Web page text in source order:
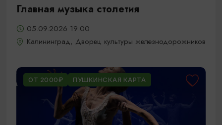
Главная музыка столетия
05.09.2026 19:00
Калининград, Дворец культуры железнодорожников
ОТ 2000₽ ПУШКИНСКАЯ КАРТА